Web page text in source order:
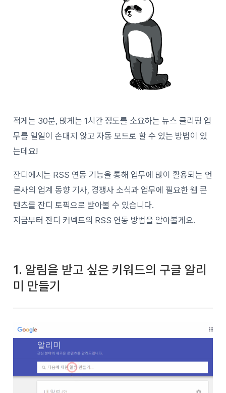
적게는 30분, 많게는 1시간 정도를 소요하는 뉴스 클리핑 업
무를 일일이 손대지 않고 자동 모드로 할 수 있는 방법이 있
는데요!
잔디에서는 RSS 연동 기능을 통해 업무에 많이 활용되는 언
론사의 업계 동향 기사, 경쟁사 소식과 업무에 필요한 웹 콘
텐츠를 잔디 토픽으로 받아볼 수 있습니다.
지금부터 잔디 커넥트의 RSS 연동 방법을 알아볼게요.
1. 알림을 받고 싶은 키워드의 구글 알리
미 만들기